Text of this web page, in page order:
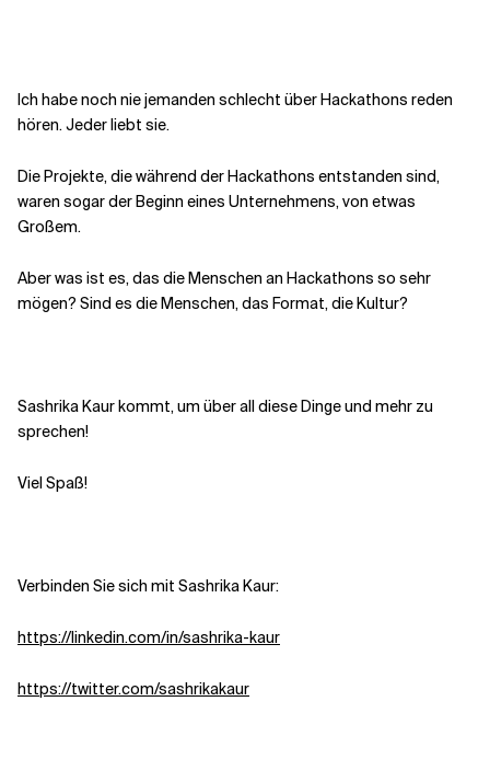
Verwandte Themen
Ich habe noch nie jemanden schlecht über Hackathons reden
hören. Jeder liebt sie.
Die Projekte, die während der Hackathons entstanden sind,
waren sogar der Beginn eines Unternehmens, von etwas
Großem.
Aber was ist es, das die Menschen an Hackathons so sehr
mögen? Sind es die Menschen, das Format, die Kultur?
Sashrika Kaur kommt, um über all diese Dinge und mehr zu
sprechen!
Viel Spaß!
Verbinden Sie sich mit Sashrika Kaur:
https://linkedin.com/in/sashrika-kaur
https://twitter.com/sashrikakaur